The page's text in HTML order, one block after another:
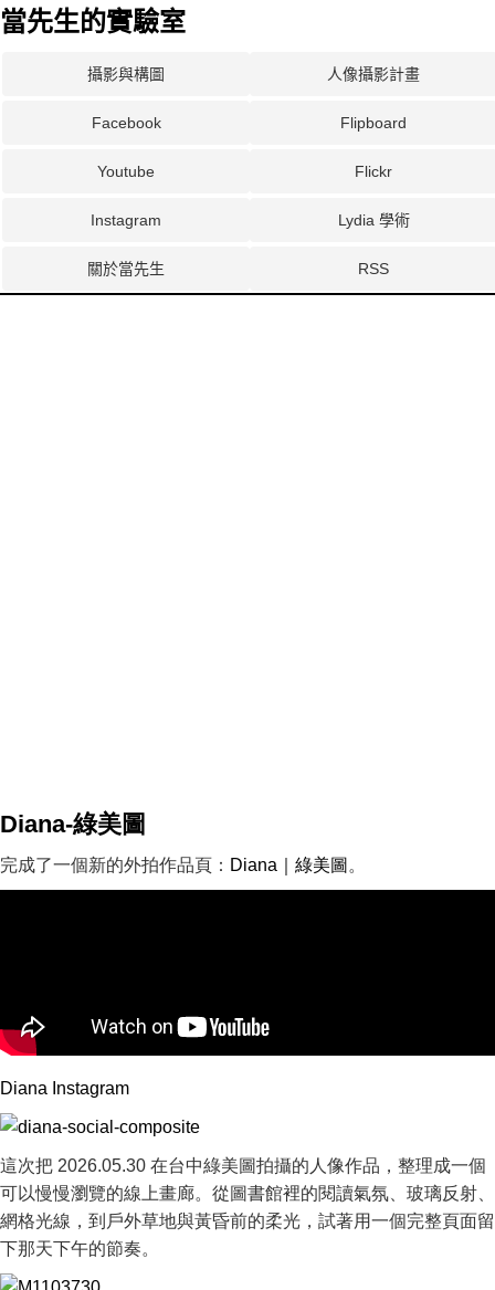
當先生的實驗室
攝影與構圖 人像攝影計畫
Facebook Flipboard
Youtube Flickr
Instagram Lydia 學術
關於當先生 RSS
Diana-綠美圖
完成了一個新的外拍作品頁： Diana｜綠美圖 。
Diana Instagram
這次把 2026.05.30 在台中綠美圖拍攝的人像作品，整理成一個
可以慢慢瀏覽的線上畫廊。從圖書館裡的閱讀氣氛、玻璃反射、
網格光線，到戶外草地與黃昏前的柔光，試著用一個完整頁面留
下那天下午的節奏。